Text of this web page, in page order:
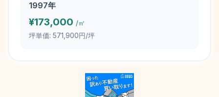
1997年
¥173,000 /㎡
坪単価: 571,900円/坪